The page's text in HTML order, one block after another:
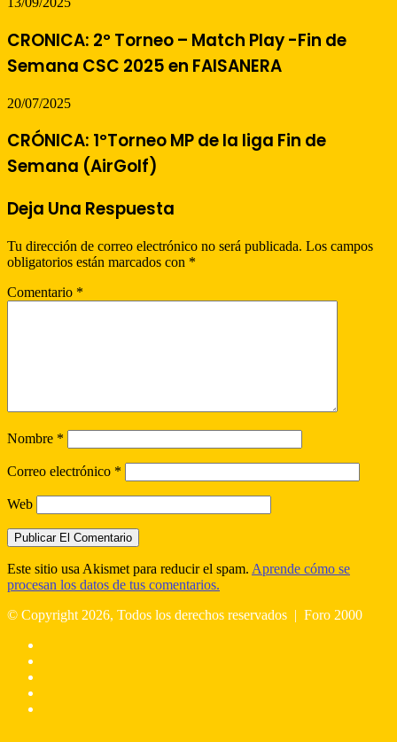
CRONICA: 2º Torneo – Match Play -Fin de
Semana CSC 2025 en FAISANERA
20/07/2025
CRÓNICA: 1ºTorneo MP de la liga Fin de
Semana (AirGolf)
Deja Una Respuesta
Tu dirección de correo electrónico no será publicada. Los campos
obligatorios están marcados con *
Comentario *
Nombre *
Correo electrónico *
Web
Este sitio usa Akismet para reducir el spam. Aprende cómo se
procesan los datos de tus comentarios.
© Copyright 2026, Todos los derechos reservados | Foro 2000